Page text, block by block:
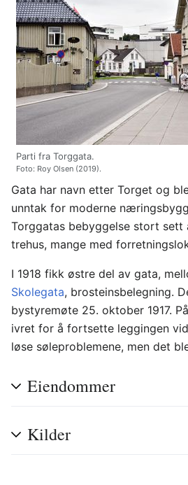
Parti fra Torggata.
Foto: Roy Olsen (2019).
Gata har navn etter Torget og
unntak for moderne
Torggatas bebyggelse stort sett
trehus, mange med
I 1918 fikk østre del av gata,
Skolegata, brosteinsbelegning.
bystyremøte 25. oktober 1917.
ivret for å fortsette leggingen
løse søleproblemene, men det
Eiendommer
Kilder